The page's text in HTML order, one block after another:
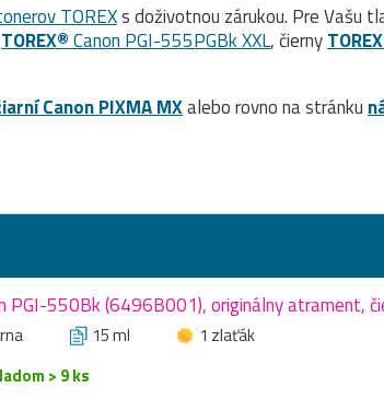
TOREXs doživotnou zárukou. Pre Vašu
TOREX®Canon PGI-555PGBk XXL, čierny
Canon PIXMA MXalebo rovno na stránku
PGI-550Bk (6496B001), originálny atrament,
15 ml
1 zlaťák
> 9 ks